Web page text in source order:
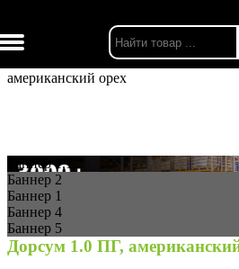
Двери межкомнатныеЕпорта
американский орех
Баннер 1.1
Баннер 2
Баннер 1
Баннер 4
Баннер 5
Дорсум 1.0 ПГ,